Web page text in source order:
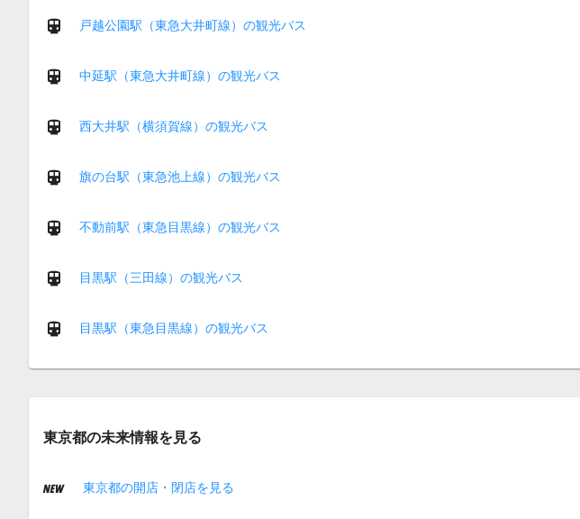
戸越公園駅（東急大井町線）の観光バス
中延駅（東急大井町線）の観光バス
西大井駅（横須賀線）の観光バス
旗の台駅（東急池上線）の観光バス
不動前駅（東急目黒線）の観光バス
目黒駅（三田線）の観光バス
目黒駅（東急目黒線）の観光バス
東京都の未来情報を見る
東京都の開店・閉店を見る